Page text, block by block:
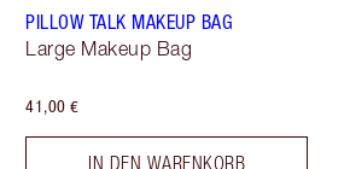
PILLOW TALK MAKEUP BAG
Large Makeup Bag
41,00 €
IN DEN WARENKORB